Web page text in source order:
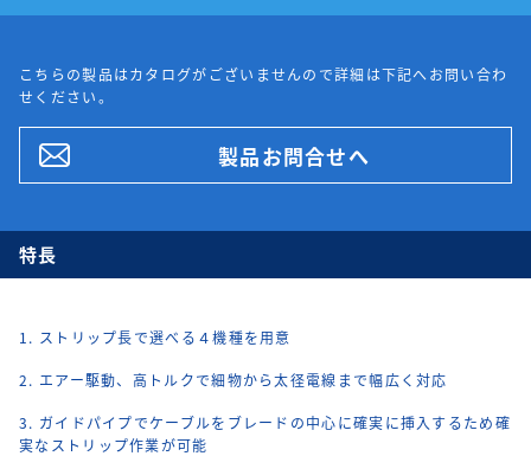
こちらの製品はカタログがございませんので詳細は下記へお問い合わ
せください。
製品お問合せへ
特長
1. ストリップ長で選べる４機種を用意
2. エアー駆動、高トルクで細物から太径電線まで幅広く対応
3. ガイドパイプでケーブルをブレードの中心に確実に挿入するため確
実なストリップ作業が可能